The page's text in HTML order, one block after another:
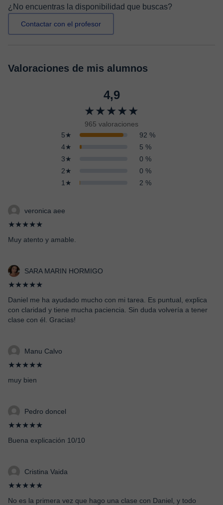
¿No encuentras la disponibilidad que buscas?
Contactar con el profesor
Valoraciones de mis alumnos
4,9
★★★★★
965 valoraciones
5★
92 %
4★
5 %
3★
0 %
2★
0 %
1★
2 %
veronica aee
★★★★★
Muy atento y amable.
SARA MARIN HORMIGO
★★★★★
Daniel me ha ayudado mucho con mi tarea. Es puntual, explica
con claridad y tiene mucha paciencia. Sin duda volvería a tener
clase con él. Gracias!
Manu Calvo
★★★★★
muy bien
Pedro doncel
★★★★★
Buena explicación 10/10
Cristina Vaida
★★★★★
No es la primera vez que hago una clase con Daniel, y todo